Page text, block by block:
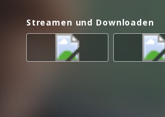
Streamen und Downloaden